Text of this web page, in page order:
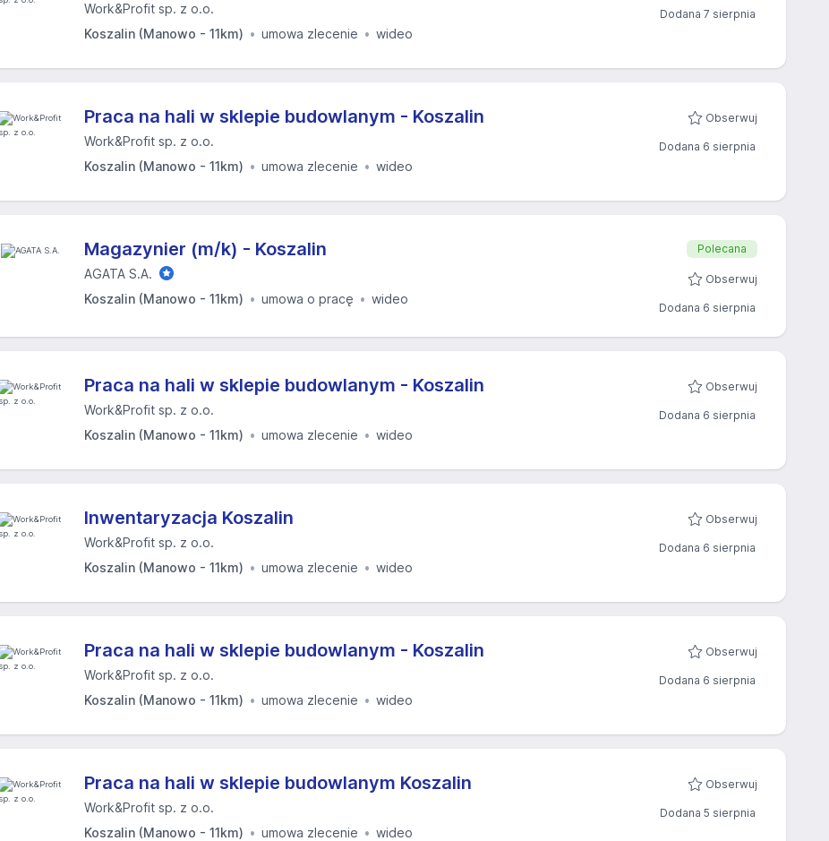
Work&Profit sp. z o.o.
Koszalin (Manowo - 11km)
umowa zlecenie wideo
Dodana 7 sierpnia
Praca na hali w sklepie budowlanym - Koszalin
Work&Profit sp. z o.o.
Koszalin (Manowo - 11km)
umowa zlecenie wideo
Obserwuj
Dodana 6 sierpnia
Magazynier (m/k) - Koszalin
AGATA S.A.
Koszalin (Manowo - 11km)
umowa o pracę wideo
Polecana
Obserwuj
Dodana 6 sierpnia
Praca na hali w sklepie budowlanym - Koszalin
Work&Profit sp. z o.o.
Koszalin (Manowo - 11km)
umowa zlecenie wideo
Obserwuj
Dodana 6 sierpnia
Inwentaryzacja Koszalin
Work&Profit sp. z o.o.
Koszalin (Manowo - 11km)
umowa zlecenie wideo
Obserwuj
Dodana 6 sierpnia
Praca na hali w sklepie budowlanym - Koszalin
Work&Profit sp. z o.o.
Koszalin (Manowo - 11km)
umowa zlecenie wideo
Obserwuj
Dodana 6 sierpnia
Praca na hali w sklepie budowlanym Koszalin
Work&Profit sp. z o.o.
Koszalin (Manowo - 11km)
umowa zlecenie wideo
Obserwuj
Dodana 5 sierpnia